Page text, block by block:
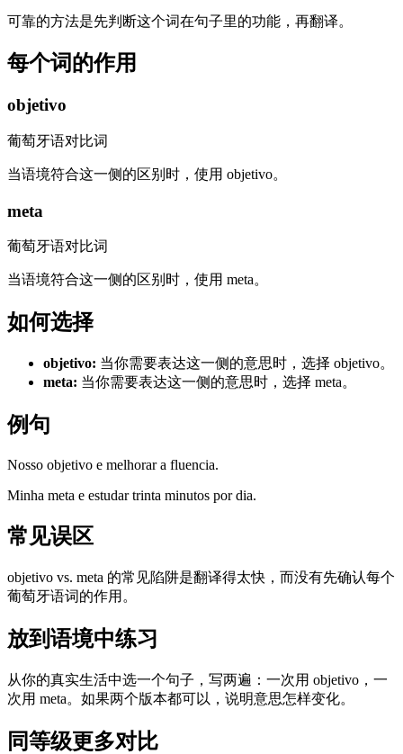
可靠的方法是先判断这个词在句子里的功能，再翻译。
每个词的作用
objetivo
葡萄牙语对比词
当语境符合这一侧的区别时，使用 objetivo。
meta
葡萄牙语对比词
当语境符合这一侧的区别时，使用 meta。
如何选择
objetivo: 当你需要表达这一侧的意思时，选择 objetivo。
meta: 当你需要表达这一侧的意思时，选择 meta。
例句
Nosso objetivo e melhorar a fluencia.
Minha meta e estudar trinta minutos por dia.
常见误区
objetivo vs. meta 的常见陷阱是翻译得太快，而没有先确认每个
葡萄牙语词的作用。
放到语境中练习
从你的真实生活中选一个句子，写两遍：一次用 objetivo，一
次用 meta。如果两个版本都可以，说明意思怎样变化。
同等级更多对比